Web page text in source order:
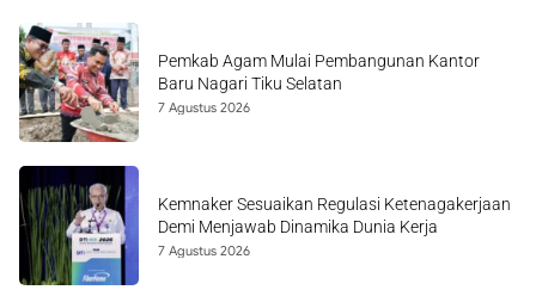
Pemkab Agam Mulai Pembangunan Kantor
Baru Nagari Tiku Selatan
7 Agustus 2026
Kemnaker Sesuaikan Regulasi Ketenagakerjaan
Demi Menjawab Dinamika Dunia Kerja
7 Agustus 2026